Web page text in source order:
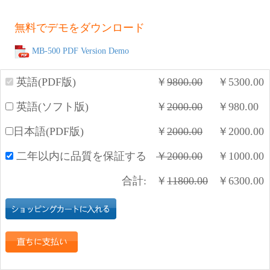
無料でデモをダウンロード
MB-500 PDF Version Demo
英語(PDF版) ￥ 9800.00 ￥ 5300.00
英語(ソフト版) ￥ 2000.00 ￥ 980.00
日本語(PDF版) ￥ 2000.00 ￥ 2000.00
二年以内に品質を保証する ￥2000.00 ￥ 1000.00
合計: ￥ 11800.00 ￥ 6300.00